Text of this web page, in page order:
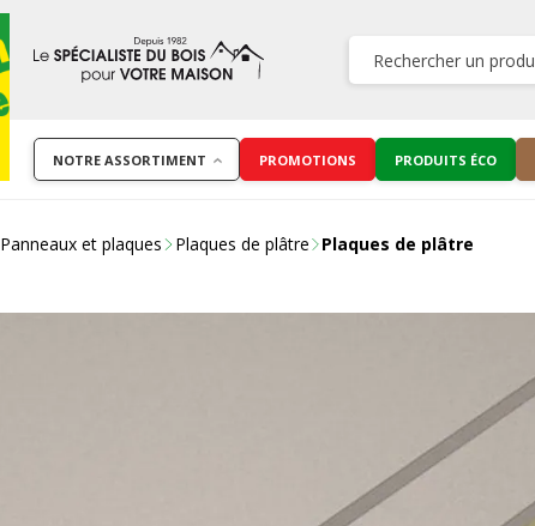
NOTRE ASSORTIMENT PROMOTIONS PRODUITS ÉCO
Panneaux et plaques Plaques de plâtre Plaques de plâtre